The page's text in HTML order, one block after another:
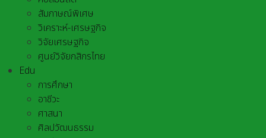
สัมภาษณ์พิเศษ
วิเคราะห์-เศรษฐกิจ
วิจัยเศรษฐกิจ
ศูนย์วิจัยกสิกรไทย
Edu
การศึกษา
อาชีวะ
ศาสนา
ศิลปวัฒนธรรม